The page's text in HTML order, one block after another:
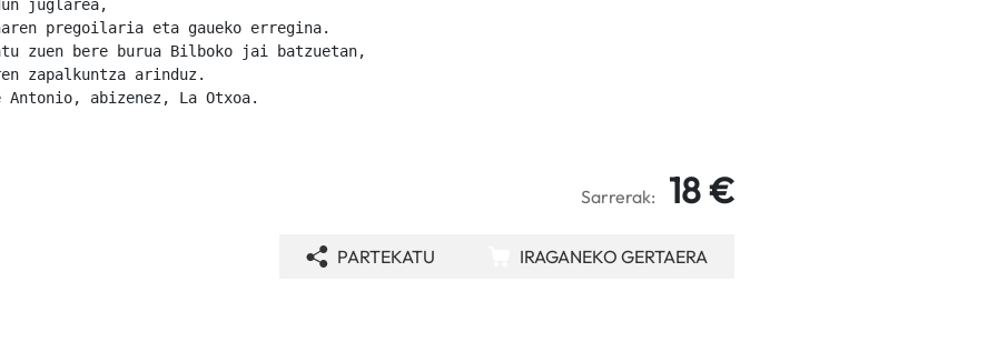
juglarea,
pregoilaria eta gaueko erregina.
zuen bere burua Bilboko jai batzuetan,
zapalkuntza arinduz.
Antonio, abizenez, La Otxoa.
Sarrerak: 18 €
PARTEKATU IRAGANEKO GERTAERA